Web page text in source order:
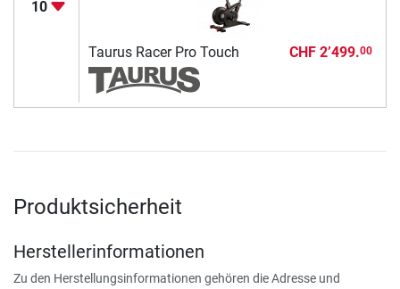
10
Taurus Racer Pro Touch CHF 2’499.00
Produktsicherheit
Herstellerinformationen
Zu den Herstellungsinformationen gehören die Adresse und